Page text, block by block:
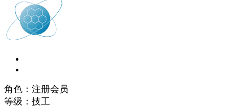
角色：注册会员
等级：技工